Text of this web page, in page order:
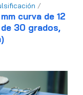
/
curva de 12
30 grados,